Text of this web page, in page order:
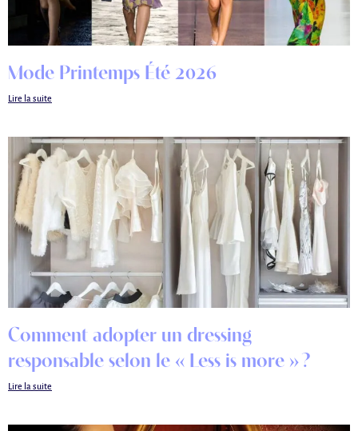
Mode Printemps Été 2026
Lire la suite
Comment adopter un dressing
responsable selon le « Less is more » ?
Lire la suite